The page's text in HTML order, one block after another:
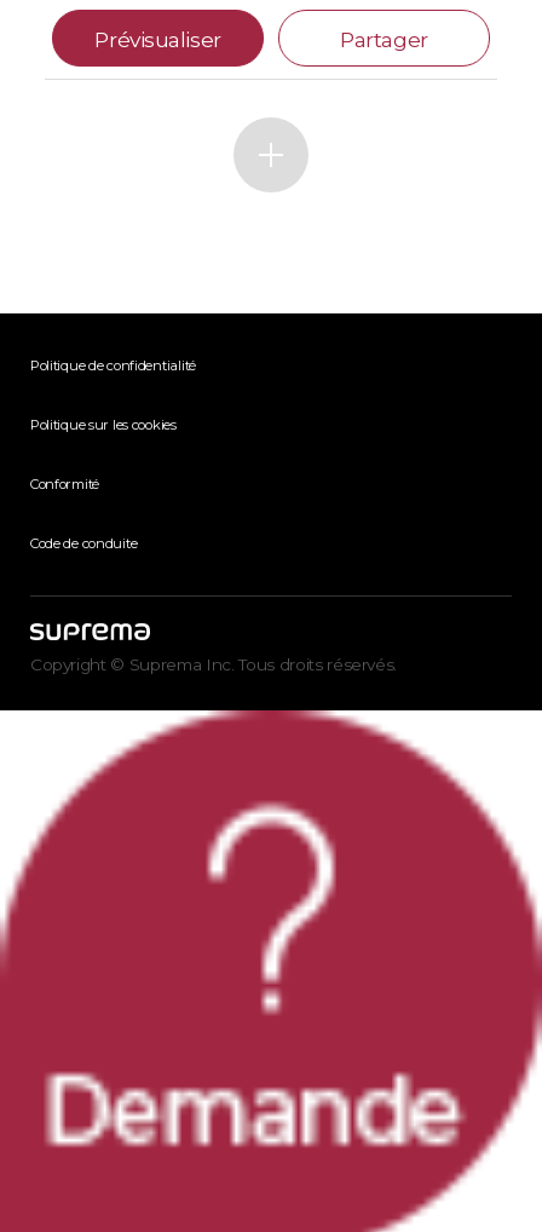
Prévisualiser Partager
Politique de confidentialité
Politique sur les cookies
Conformité
Code de conduite
Copyright © Suprema Inc. Tous droits réservés.